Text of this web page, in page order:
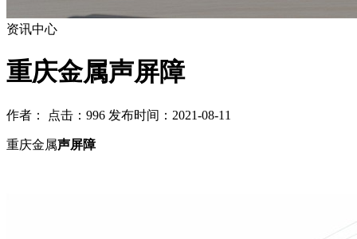
资讯中心
重庆金属声屏障
作者： 点击：996 发布时间：2021-08-11
重庆金属声屏障